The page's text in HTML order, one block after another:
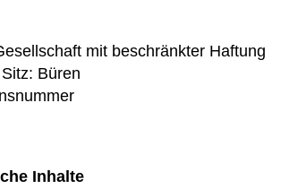
mit beschränkter Haftung
Büren
Inhalte